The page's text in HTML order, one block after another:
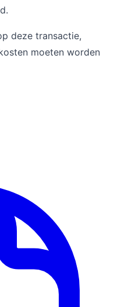
deze transactie,
moeten worden